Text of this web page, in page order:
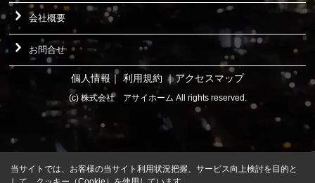
会社概要
お問合せ
個人情報 ｜ 利用規約 ｜アクセスマップ
(c) 株式会社 アサイホーム All rights reserved.
当サイトでは、お客様の当サイト利用状況把握、サービス向上検討を目的と